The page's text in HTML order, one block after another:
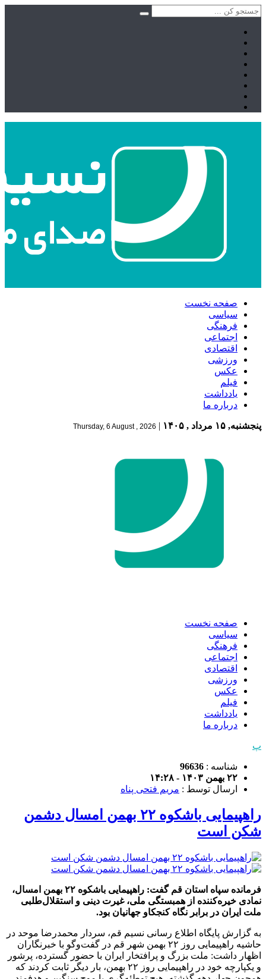
صفحه نخست
سیاسی
فرهنگی
اجتماعی
اقتصادی
ورزشی
عکس
فیلم
یادداشت
درباره ما
پنجشنبه, ۱۵ مرداد , ۱۴۰۵ |
Thursday, 6 August , 2026
صفحه نخست
سیاسی
فرهنگی
اجتماعی
اقتصادی
ورزشی
عکس
فیلم
یادداشت
درباره ما
پ
شناسه : 96636
۲۲ بهمن ۱۴۰۳ - ۱۴:۲۸
ارسال توسط : مریم فتحی پناه
راهپیمایی باشکوه ۲۲ بهمن امسال دشمن
شکن است
فرمانده سپاه استان قم گفت: راهپیمایی باشکوه ۲۲ بهمن امسال،
نمادی خیره‌کننده از همبستگی ملی، غیرت دینی و استقلال‌طلبی
ملت ایران در برابر نگاه کنجکاو جهانیان بود.
به گزارش پایگاه اطلاع رسانی نسیم قم، سردار محمدرضا موحد در
حاشیه راهپیمایی روز ۲۲ بهمن شهر قم در گفت‌وگو با خبرنگاران
اظهار داشت: ملت بزرگ و پرافتخار ایران با حضور گسترده، پرشور
و یکپارچه خود در راهپیمایی روز ۲۲ بهمن، بار دیگر ثابت کردند که